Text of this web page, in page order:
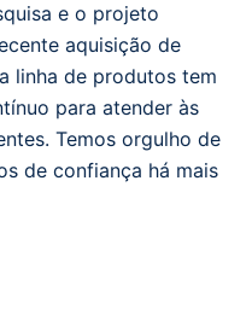
e o projeto
aquisição de
linha de produtos tem
para atender às
Temos orgulho de
de confiança há mais